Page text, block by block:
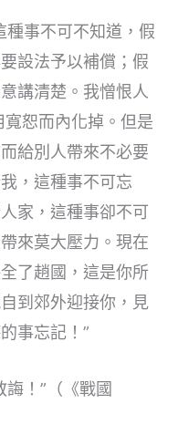
種事不可不知道，假
設法予以補償；假
講清楚。我憎恨人
恕而內化掉。但是
給別人帶來不必要
，這種事不可忘
家，這種事卻不可
來莫大壓力。現在
了趙國，這是你所
到郊外迎接你，見
事忘記！”
！”（《戰國